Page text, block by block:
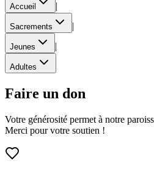
Accueil |
Sacrements |
Jeunes |
Adultes
Faire un don
Votre générosité permet à notre
Merci pour votre soutien !